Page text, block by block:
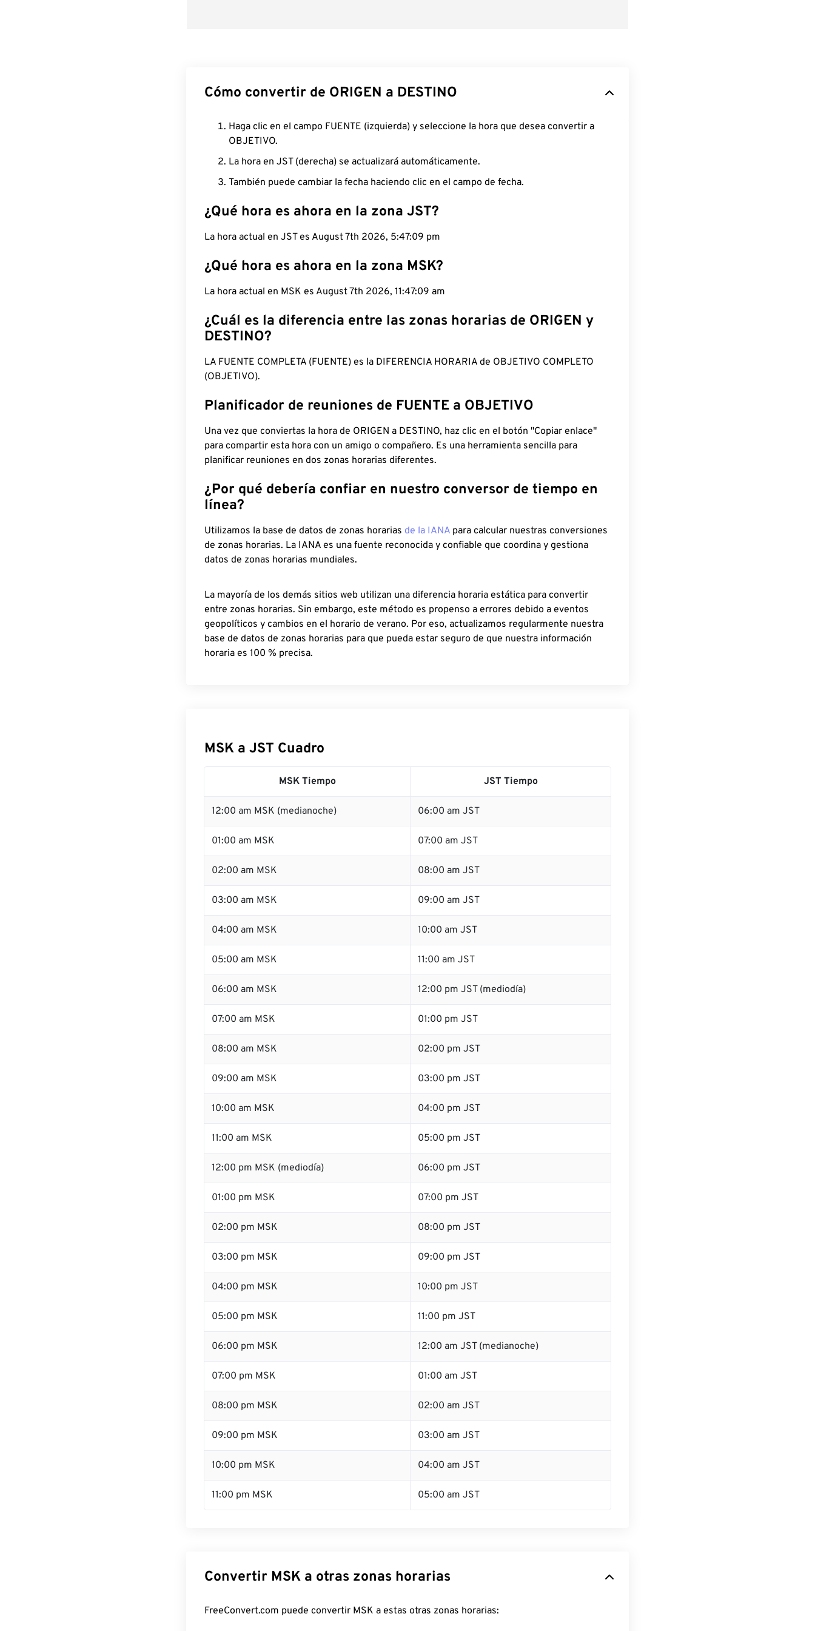
Cómo convertir de ORIGEN a DESTINO
Haga clic en el campo FUENTE (izquierda) y seleccione la hora que desea convertir a
OBJETIVO.
La hora en JST (derecha) se actualizará automáticamente.
También puede cambiar la fecha haciendo clic en el campo de fecha.
¿Qué hora es ahora en la zona JST?
La hora actual en JST es August 7th 2026, 5:47:10 pm
¿Qué hora es ahora en la zona MSK?
La hora actual en MSK es August 7th 2026, 11:47:10 am
¿Cuál es la diferencia entre las zonas horarias de ORIGEN y
DESTINO?
LA FUENTE COMPLETA (FUENTE) es la DIFERENCIA HORARIA de OBJETIVO COMPLETO
(OBJETIVO).
Planificador de reuniones de FUENTE a OBJETIVO
Una vez que conviertas la hora de ORIGEN a DESTINO, haz clic en el botón "Copiar enlace"
para compartir esta hora con un amigo o compañero. Es una herramienta sencilla para
planificar reuniones en dos zonas horarias diferentes.
¿Por qué debería confiar en nuestro conversor de tiempo en
línea?
Utilizamos la base de datos de zonas horarias de la IANA para calcular nuestras conversiones
de zonas horarias. La IANA es una fuente reconocida y confiable que coordina y gestiona
datos de zonas horarias mundiales.
La mayoría de los demás sitios web utilizan una diferencia horaria estática para convertir
entre zonas horarias. Sin embargo, este método es propenso a errores debido a eventos
geopolíticos y cambios en el horario de verano. Por eso, actualizamos regularmente nuestra
base de datos de zonas horarias para que pueda estar seguro de que nuestra información
horaria es 100 % precisa.
MSK a JST Cuadro
MSK Tiempo JST Tiempo
12:00 am MSK (medianoche) 06:00 am JST
01:00 am MSK 07:00 am JST
02:00 am MSK 08:00 am JST
03:00 am MSK 09:00 am JST
04:00 am MSK 10:00 am JST
05:00 am MSK 11:00 am JST
06:00 am MSK 12:00 pm JST (mediodía)
07:00 am MSK 01:00 pm JST
08:00 am MSK 02:00 pm JST
09:00 am MSK 03:00 pm JST
10:00 am MSK 04:00 pm JST
11:00 am MSK 05:00 pm JST
12:00 pm MSK (mediodía) 06:00 pm JST
01:00 pm MSK 07:00 pm JST
02:00 pm MSK 08:00 pm JST
03:00 pm MSK 09:00 pm JST
04:00 pm MSK 10:00 pm JST
05:00 pm MSK 11:00 pm JST
06:00 pm MSK 12:00 am JST (medianoche)
07:00 pm MSK 01:00 am JST
08:00 pm MSK 02:00 am JST
09:00 pm MSK 03:00 am JST
10:00 pm MSK 04:00 am JST
11:00 pm MSK 05:00 am JST
Convertir MSK a otras zonas horarias
FreeConvert.com puede convertir MSK a estas otras zonas horarias: